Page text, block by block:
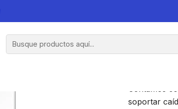
Contamos
soportar